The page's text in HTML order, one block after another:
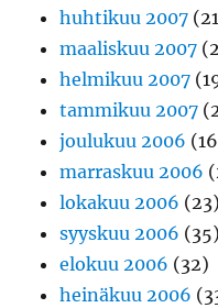
huhtikuu 2007
maaliskuu 2007
helmikuu 2007
tammikuu 2007
joulukuu 2006
marraskuu 2006
lokakuu 2006 (23)
syyskuu 2006 (35)
elokuu 2006 (32)
heinäkuu 2006